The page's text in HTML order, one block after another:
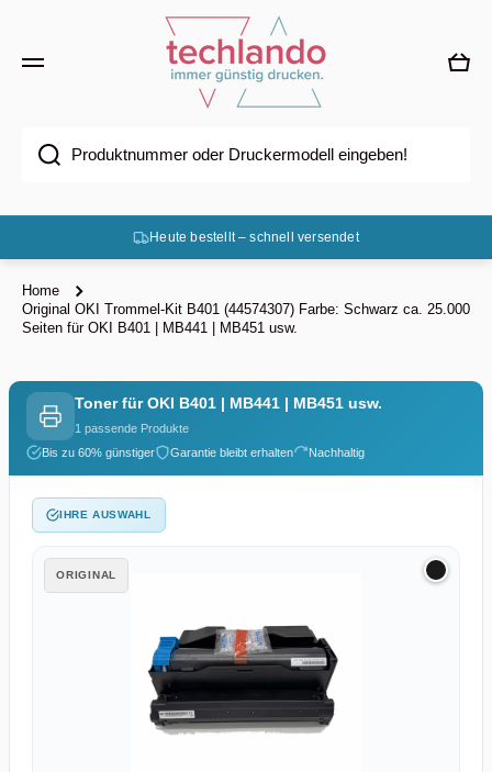
Direkt zum Inhalt
Produktnummer oder Druckermodell eingeben!
Heute bestellt – schnell versendet
Home
Original OKI Trommel-Kit B401 (44574307) Farbe: Schwarz ca. 25.000
Seiten für OKI B401 | MB441 | MB451 usw.
Toner für OKI B401 | MB441 | MB451 usw.
1 passende Produkte
Bis zu 60% günstiger
Garantie bleibt erhalten Nachhaltig
IHRE AUSWAHL
ORIGINAL